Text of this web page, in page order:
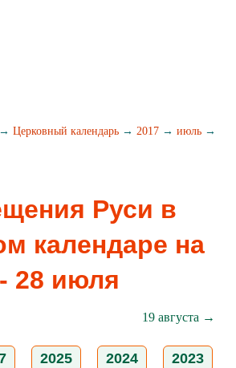
→ Церковный календарь → 2017 → июль →
Руси в
календаре на
28 июля
19 августа →
2025 2024 2023